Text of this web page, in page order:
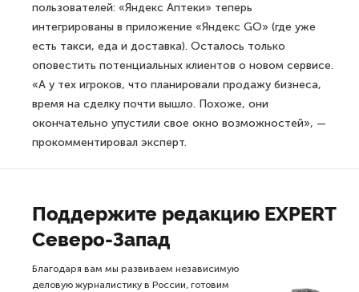
пользователей: «Яндекс Аптеки» теперь
интегрированы в приложение «Яндекс GO» (где уже
есть такси, еда и доставка). Осталось только
оповестить потенциальных клиентов о новом сервисе.
«А у тех игроков, что планировали продажу бизнеса,
время на сделку почти вышло. Похоже, они
окончательно упустили свое окно возможностей», —
прокомментировал эксперт.
Поддержите редакцию EXPERT
Северо-Запад
Благодаря вам мы развиваем независимую
деловую журналистику в России, готовим